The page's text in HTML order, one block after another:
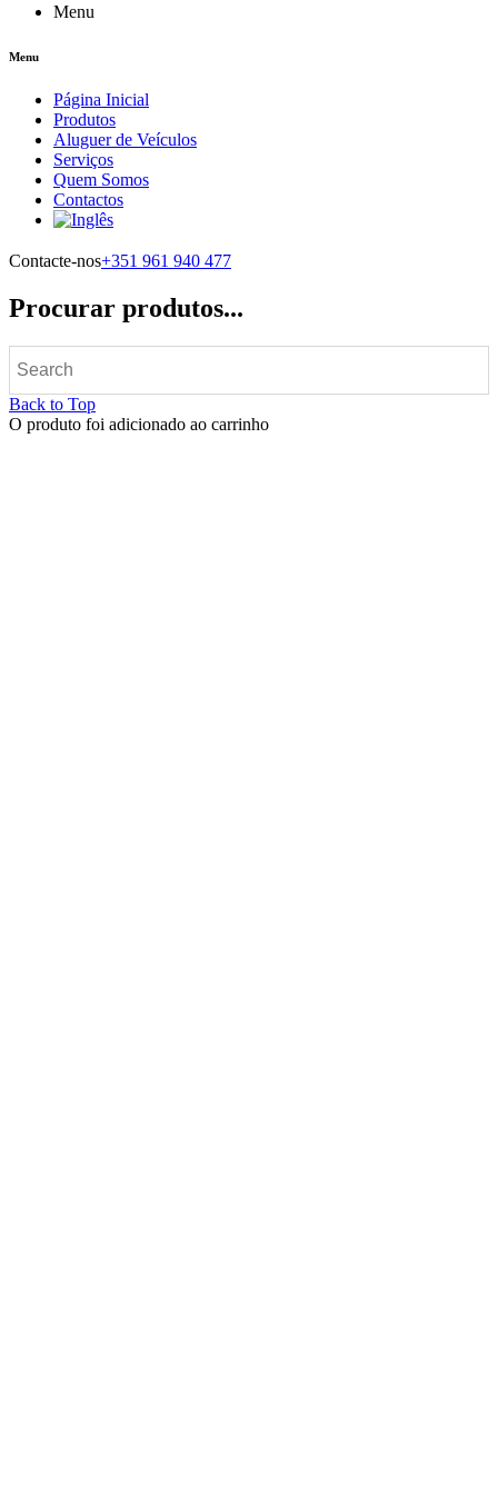
Menu
Menu
Página Inicial
Produtos
Aluguer de Veículos
Serviços
Quem Somos
Contactos
Contacte-nos+351 961 940 477
Procurar produtos...
Back to Top
O produto foi adicionado ao carrinho